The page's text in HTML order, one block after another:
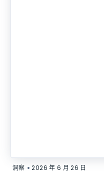
洞察 • 2026 年 6 月 26 日